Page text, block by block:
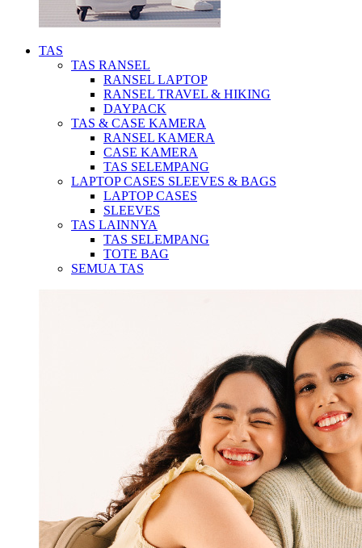
TAS
TAS RANSEL
RANSEL LAPTOP
RANSEL TRAVEL & HIKING
DAYPACK
TAS & CASE KAMERA
RANSEL KAMERA
CASE KAMERA
TAS SELEMPANG
LAPTOP CASES SLEEVES & BAGS
LAPTOP CASES
SLEEVES
TAS LAINNYA
TAS SELEMPANG
TOTE BAG
SEMUA TAS